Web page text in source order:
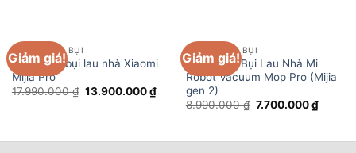
Giảm giá!
ROBOT HÚT BỤI
Robot hút bụi lau nhà Xiaomi
Mijia Pro
17.990.000₫ Giá
13.900.000₫Giá
hiện
Giảm giá!
ROBOT HÚT BỤI
Robot Hút Bụi Lau Nhà Mi
Robot Vacuum Mop Pro (Mijia
gen 2)
8.990.000₫ Giá
7.700.000₫Giá
hiện